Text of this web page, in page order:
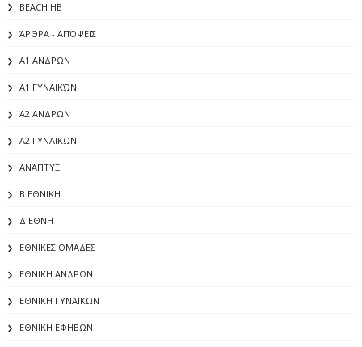
BEACH HB
ΆΡΘΡΑ - ΑΠΌΨΕΙΣ
Α1 ΑΝΔΡΏΝ
Α1 ΓΥΝΑΙΚΏΝ
Α2 ΑΝΔΡΏΝ
Α2 ΓΥΝΑΙΚΩΝ
ΑΝΆΠΤΥΞΗ
Β ΕΘΝΙΚΗ
ΔΙΕΘΝΗ
ΕΘΝΙΚΕΣ ΟΜΑΔΕΣ
ΕΘΝΙΚΗ ΑΝΔΡΩΝ
ΕΘΝΙΚΗ ΓΥΝΑΙΚΩΝ
ΕΘΝΙΚΗ ΕΦΗΒΩΝ